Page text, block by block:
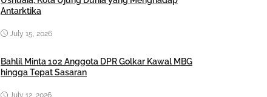
Antarktika
July 15, 2026
Bahlil Minta 102 Anggota DPR Golkar Kawal MBG
hingga Tepat Sasaran
July 12, 2026